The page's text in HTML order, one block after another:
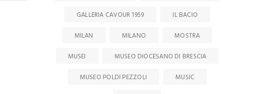
GALLERIA CAVOUR 1959
IL BACIO
MILAN
MILANO
MOSTRA
MUSEI
MUSEO DIOCESANO DI BRESCIA
MUSEO POLDI PEZZOLI
MUSIC